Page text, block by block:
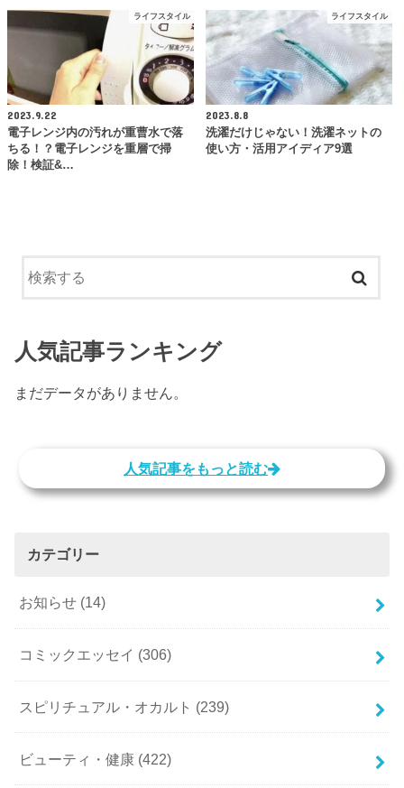
ライフスタイル
2023.9.22
電子レンジ内の汚れが重曹水で落
ちる！？電子レンジを重層で掃
除！検証&…
ライフスタイル
2023.8.8
洗濯だけじゃない！洗濯ネットの
使い方・活用アイディア9選
人気記事ランキング
まだデータがありません。
人気記事をもっと読む
カテゴリー
お知らせ (14)
コミックエッセイ (306)
スピリチュアル・オカルト (239)
ビューティ・健康 (422)